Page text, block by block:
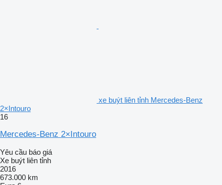
xe buýt liên tỉnh Mercedes-Benz
2×Intouro
16
Mercedes-Benz 2×Intouro
Yêu cầu báo giá
Xe buýt liên tỉnh
2016
673.000 km